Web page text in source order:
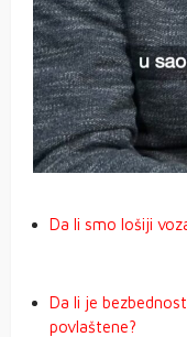
Da li smo lošiji
Da li je
povlaštene?